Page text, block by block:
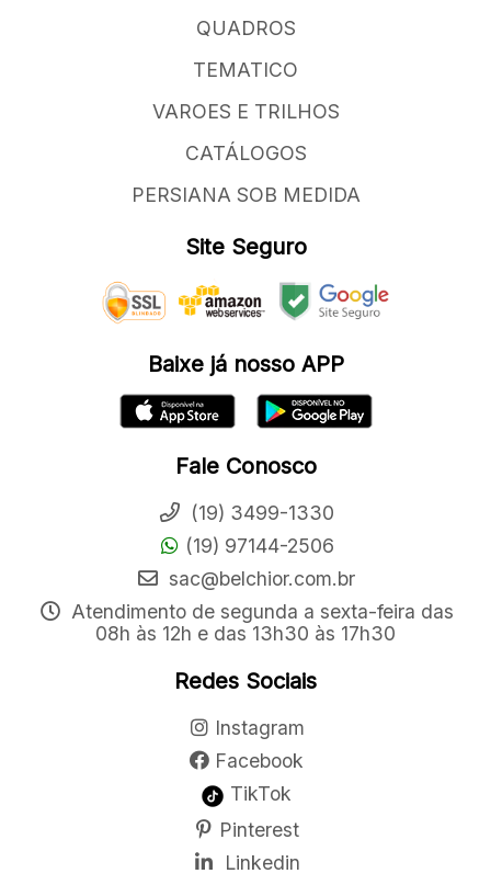
QUADROS
TEMATICO
VAROES E TRILHOS
CATÁLOGOS
PERSIANA SOB MEDIDA
Site Seguro
Baixe já nosso APP
Fale Conosco
(19) 3499-1330
(19) 97144-2506
sac@belchior.com.br
Atendimento de segunda a sexta-feira das
08h às 12h e das 13h30 às 17h30
Redes Sociais
Instagram
Facebook
TikTok
Pinterest
Linkedin